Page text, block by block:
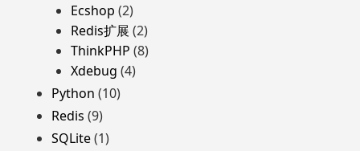
Ecshop (2)
Redis扩展 (2)
ThinkPHP (8)
Xdebug (4)
Python (10)
Redis (9)
SQLite(1)